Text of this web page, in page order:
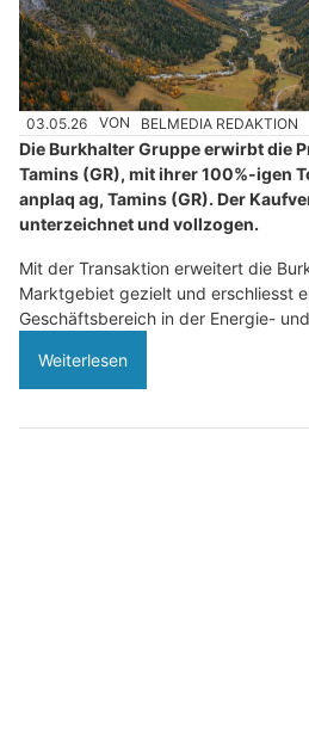
03.05.26 VON BELMEDIA REDAKTION
Die Burkhalter Gruppe erwirbt die
Tamins (GR), mit ihrer 100%-igen
anplaq ag, Tamins (GR). Der
unterzeichnet und vollzogen.
Mit der Transaktion erweitert die
Marktgebiet gezielt und erschliesst
Geschäftsbereich in der Energie-
Weiterlesen